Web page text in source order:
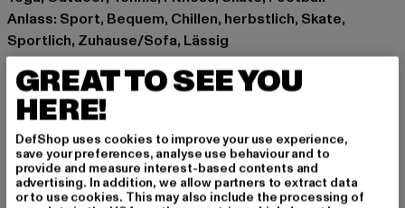
Anlass: Sport, Bequem, Chillen, herbstlich, Skate,
Sportlich, Zuhause/Sofa, Lässig
Funktionalität: Keine
Verschlussarten: Band zum Binden
Muster: Unifarben
Waschung: Unwashed
Details: Brandlogo
Schnitt: Locker
Marke: New Balance
GREAT TO SEE YOU
HERE!
DefShop uses cookies to improve your use experience,
save your preferences, analyse use behaviour and to
provide and measure interest-based contents and
advertising. In addition, we allow partners to extract data
or to use cookies. This may also include the processing of